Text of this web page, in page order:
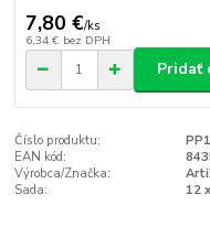
7,80 €/ks
6,34 € bez DPH
Pridať
Číslo produktu:
EAN kód:
Výrobca/Značka:
Sada:
12